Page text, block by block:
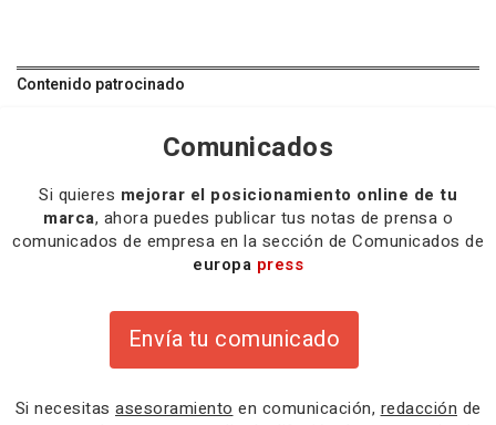
Contenido patrocinado
Comunicados
Si quieres mejorar el posicionamiento online de tu
marca, ahora puedes publicar tus notas de prensa o
comunicados de empresa en la sección de Comunicados de
europa press
Envía tu comunicado
Si necesitas asesoramiento en comunicación, redacción de